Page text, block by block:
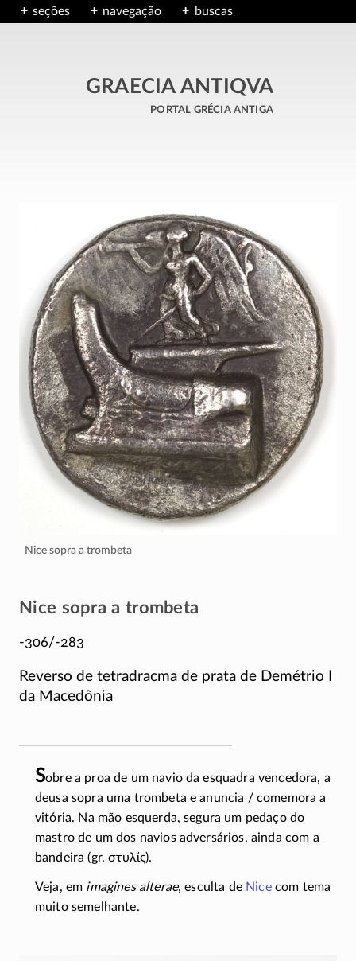
seções navegação buscas
GRAECIA ANTIQVA
portal grécia antiga
Nice sopra a trombeta
Nice sopra a trombeta
-306/-283
Reverso de tetradracma de prata de Demétrio I
da Macedônia
Sobre a proa de um navio da esquadra vencedora, a
deusa sopra uma trombeta e anuncia / comemora a
vitória. Na mão esquerda, segura um pedaço do
mastro de um dos navios adversários, ainda com a
bandeira (gr.στυλίς).
Veja, em imagines alterae, esculta de Nicecom tema
muito semelhante.